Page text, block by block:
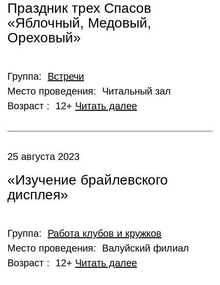
Праздник трех Спасов
«Яблочный, Медовый,
Ореховый»
Группа: Встречи
Место проведения: Читальный зал
Возраст : 12+ Читать далее
25 августа 2023
«Изучение брайлевского
дисплея»
Группа: Работа клубов и кружков
Место проведения: Валуйский филиал
Возраст : 12+ Читать далее